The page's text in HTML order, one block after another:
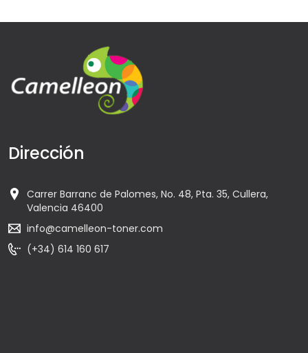
Dirección
Carrer Barranc de Palomes, No. 48, Pta. 35, Cullera,
Valencia 46400
info@camelleon-toner.com
(+34) 614 160 617